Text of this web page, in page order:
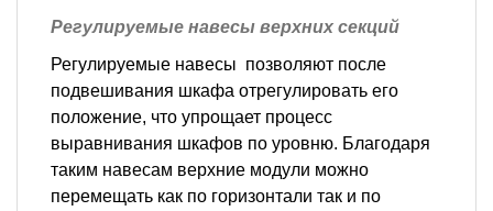
Регулируемые навесы верхних секций
Регулируемые навесы позволяют после
подвешивания шкафа отрегулировать его
положение, что упрощает процесс
выравнивания шкафов по уровню. Благодаря
таким навесам верхние модули можно
перемещать как по горизонтали так и по